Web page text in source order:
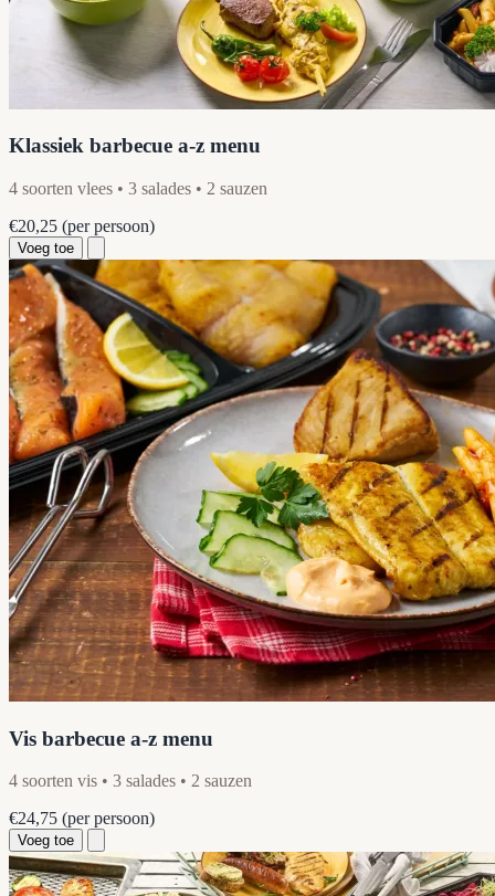
Klassiek barbecue a-z menu
4 soorten vlees • 3 salades • 2 sauzen
€20,25 (per persoon)
Voeg toe
Vis barbecue a-z menu
4 soorten vis • 3 salades • 2 sauzen
€24,75 (per persoon)
Voeg toe